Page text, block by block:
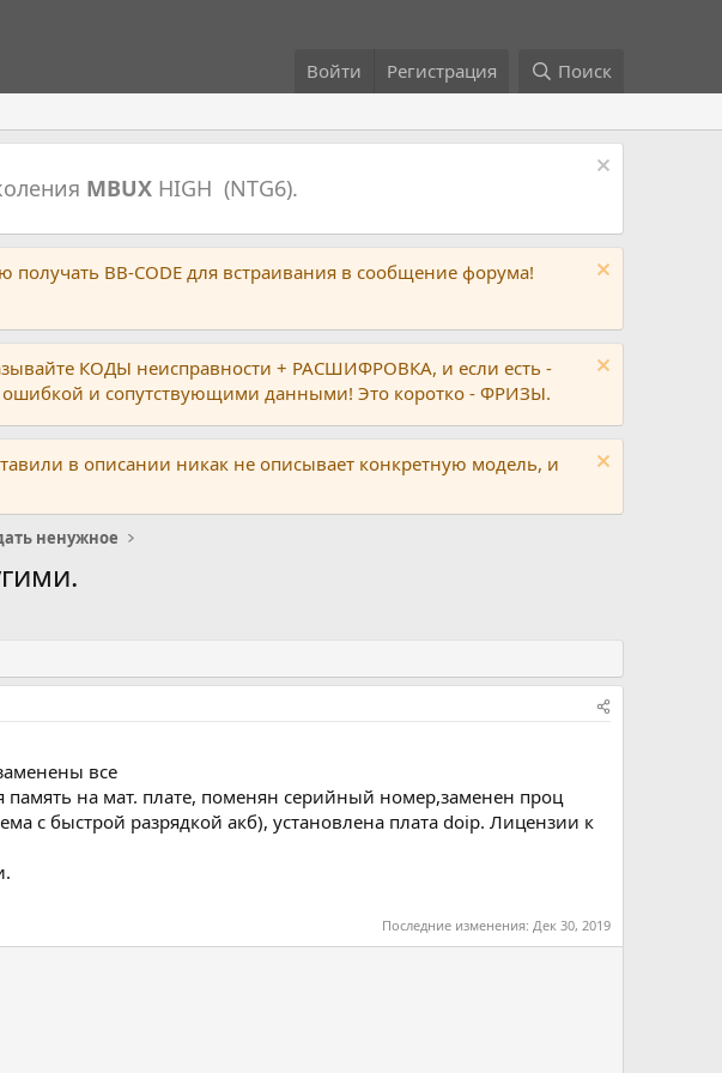
Войти Регистрация Поиск
MBUXHIGH (NTG6).
BB-CODE для встраивания в сообщение форума!
КОДЫ неисправности + РАСШИФРОВКА, и если есть -
ошибкой и сопутствующими данными! Это коротко - ФРИЗЫ.
в описании никак не описывает конкретную модель, и
ненужное
все
на мат. плате, поменян серийный номер,заменен проц
с быстрой разрядкой акб), установлена плата doip. Лицензии к
Последние изменения: Дек 30, 2019